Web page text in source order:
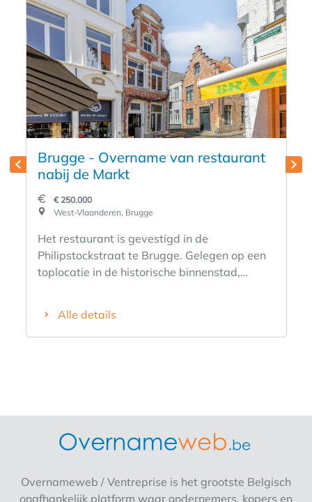
Brugge - Overname van restaurant
nabij de Markt
€ 250.000
West-Vlaanderen, Brugge
Het restaurant is gevestigd in de
Philipstockstraat te Brugge. Gelegen op een
toplocatie in de historische binnenstad,
natuurlijke passage van zowel toeristen als
Bruggelingen. Het restaurant is gevestigd in
hoogwaardige keukeninstallatie die voldoet
private dining en groepen van 8 tot 12
Alle details
Overnameweb / Ventreprise is het grootste Belgisch
onafhankelijk platform waar ondernemers, kopers en